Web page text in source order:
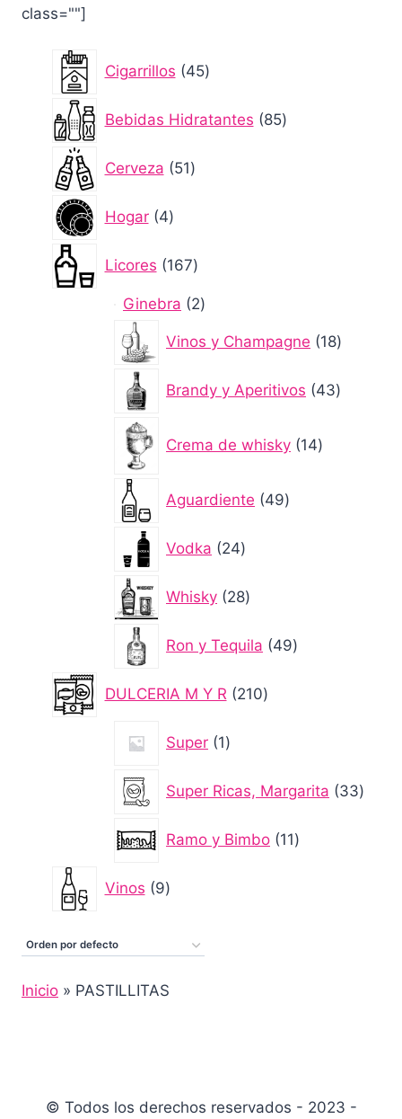
class=""]
Cigarrillos 45
productos
Bebidas Hidratantes 85
productos
Cerveza 51
productos
Hogar 4
productos
Licores 167
productos
Ginebra
22
Vinos y Champagne 18
Brandy y Aperitivos
43
Crema de whisky 14productos
Aguardiente 49
49
productos
Vodka
24
24
productos
Whisky 28
28
productos
Ron y Tequila
49
49
productos
DULCERIA M Y R 210
210
productos
Super 1
1
producto
Super Ricas, Margarita
33
33
Ramo y Bimbo 11
11
productos
Vinos 9
9
productos
Inicio » PASTILLITAS
© Todos los derechos reservados - 2023 -